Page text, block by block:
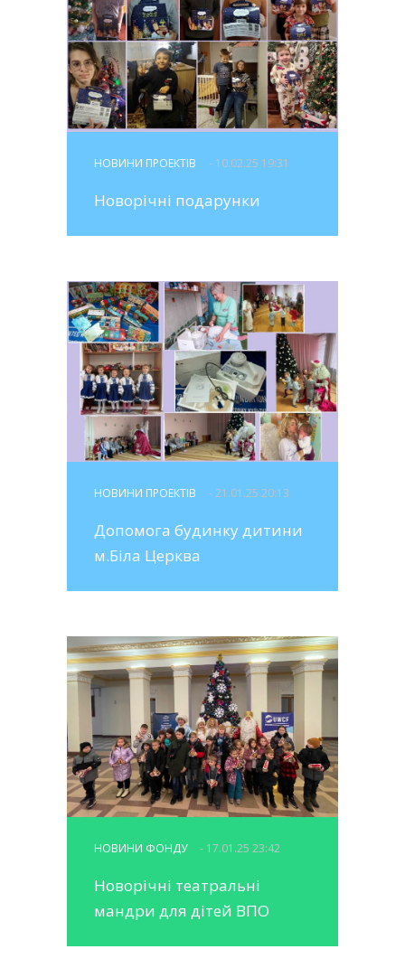
НОВИНИ ПРОЕКТІВ - 10.02.25 19:31
Новорічні подарунки
НОВИНИ ПРОЕКТІВ - 21.01.25 20:13
Допомога будинку дитини
м.Біла Церква
НОВИНИ ФОНДУ - 17.01.25 23:42
Новорічні театральні
мандри для дітей ВПО